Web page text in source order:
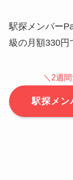
駅探メンバー
級の月額330円
＼2週
駅探メン